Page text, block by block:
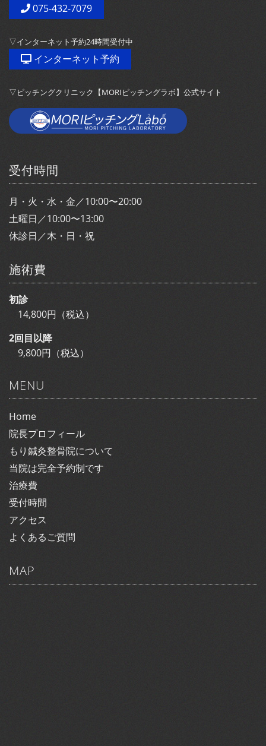
075-432-7079
▽インターネット予約24時間受付中
インターネット予約
▽ピッチングクリニック【MORIピッチングラボ】公式サイト
受付時間
月・火・水・金／10:00〜20:00
土曜日／10:00〜13:00
休診日／木・日・祝
施術費
初診
14,800円（税込）
2回目以降
9,800円（税込）
MENU
Home
院長プロフィール
もり鍼灸整骨院について
当院は完全予約制です
治療費
受付時間
アクセス
よくあるご質問
MAP